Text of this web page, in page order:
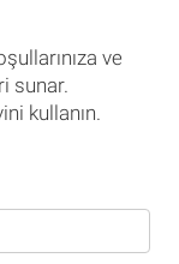
ve
sunar.
kullanın.